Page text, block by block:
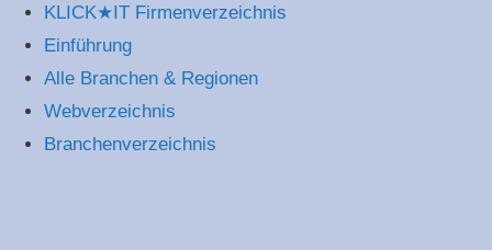
KLICK★IT Firmenverzeichnis
Einführung
Alle Branchen & Regionen
Webverzeichnis
Branchenverzeichnis